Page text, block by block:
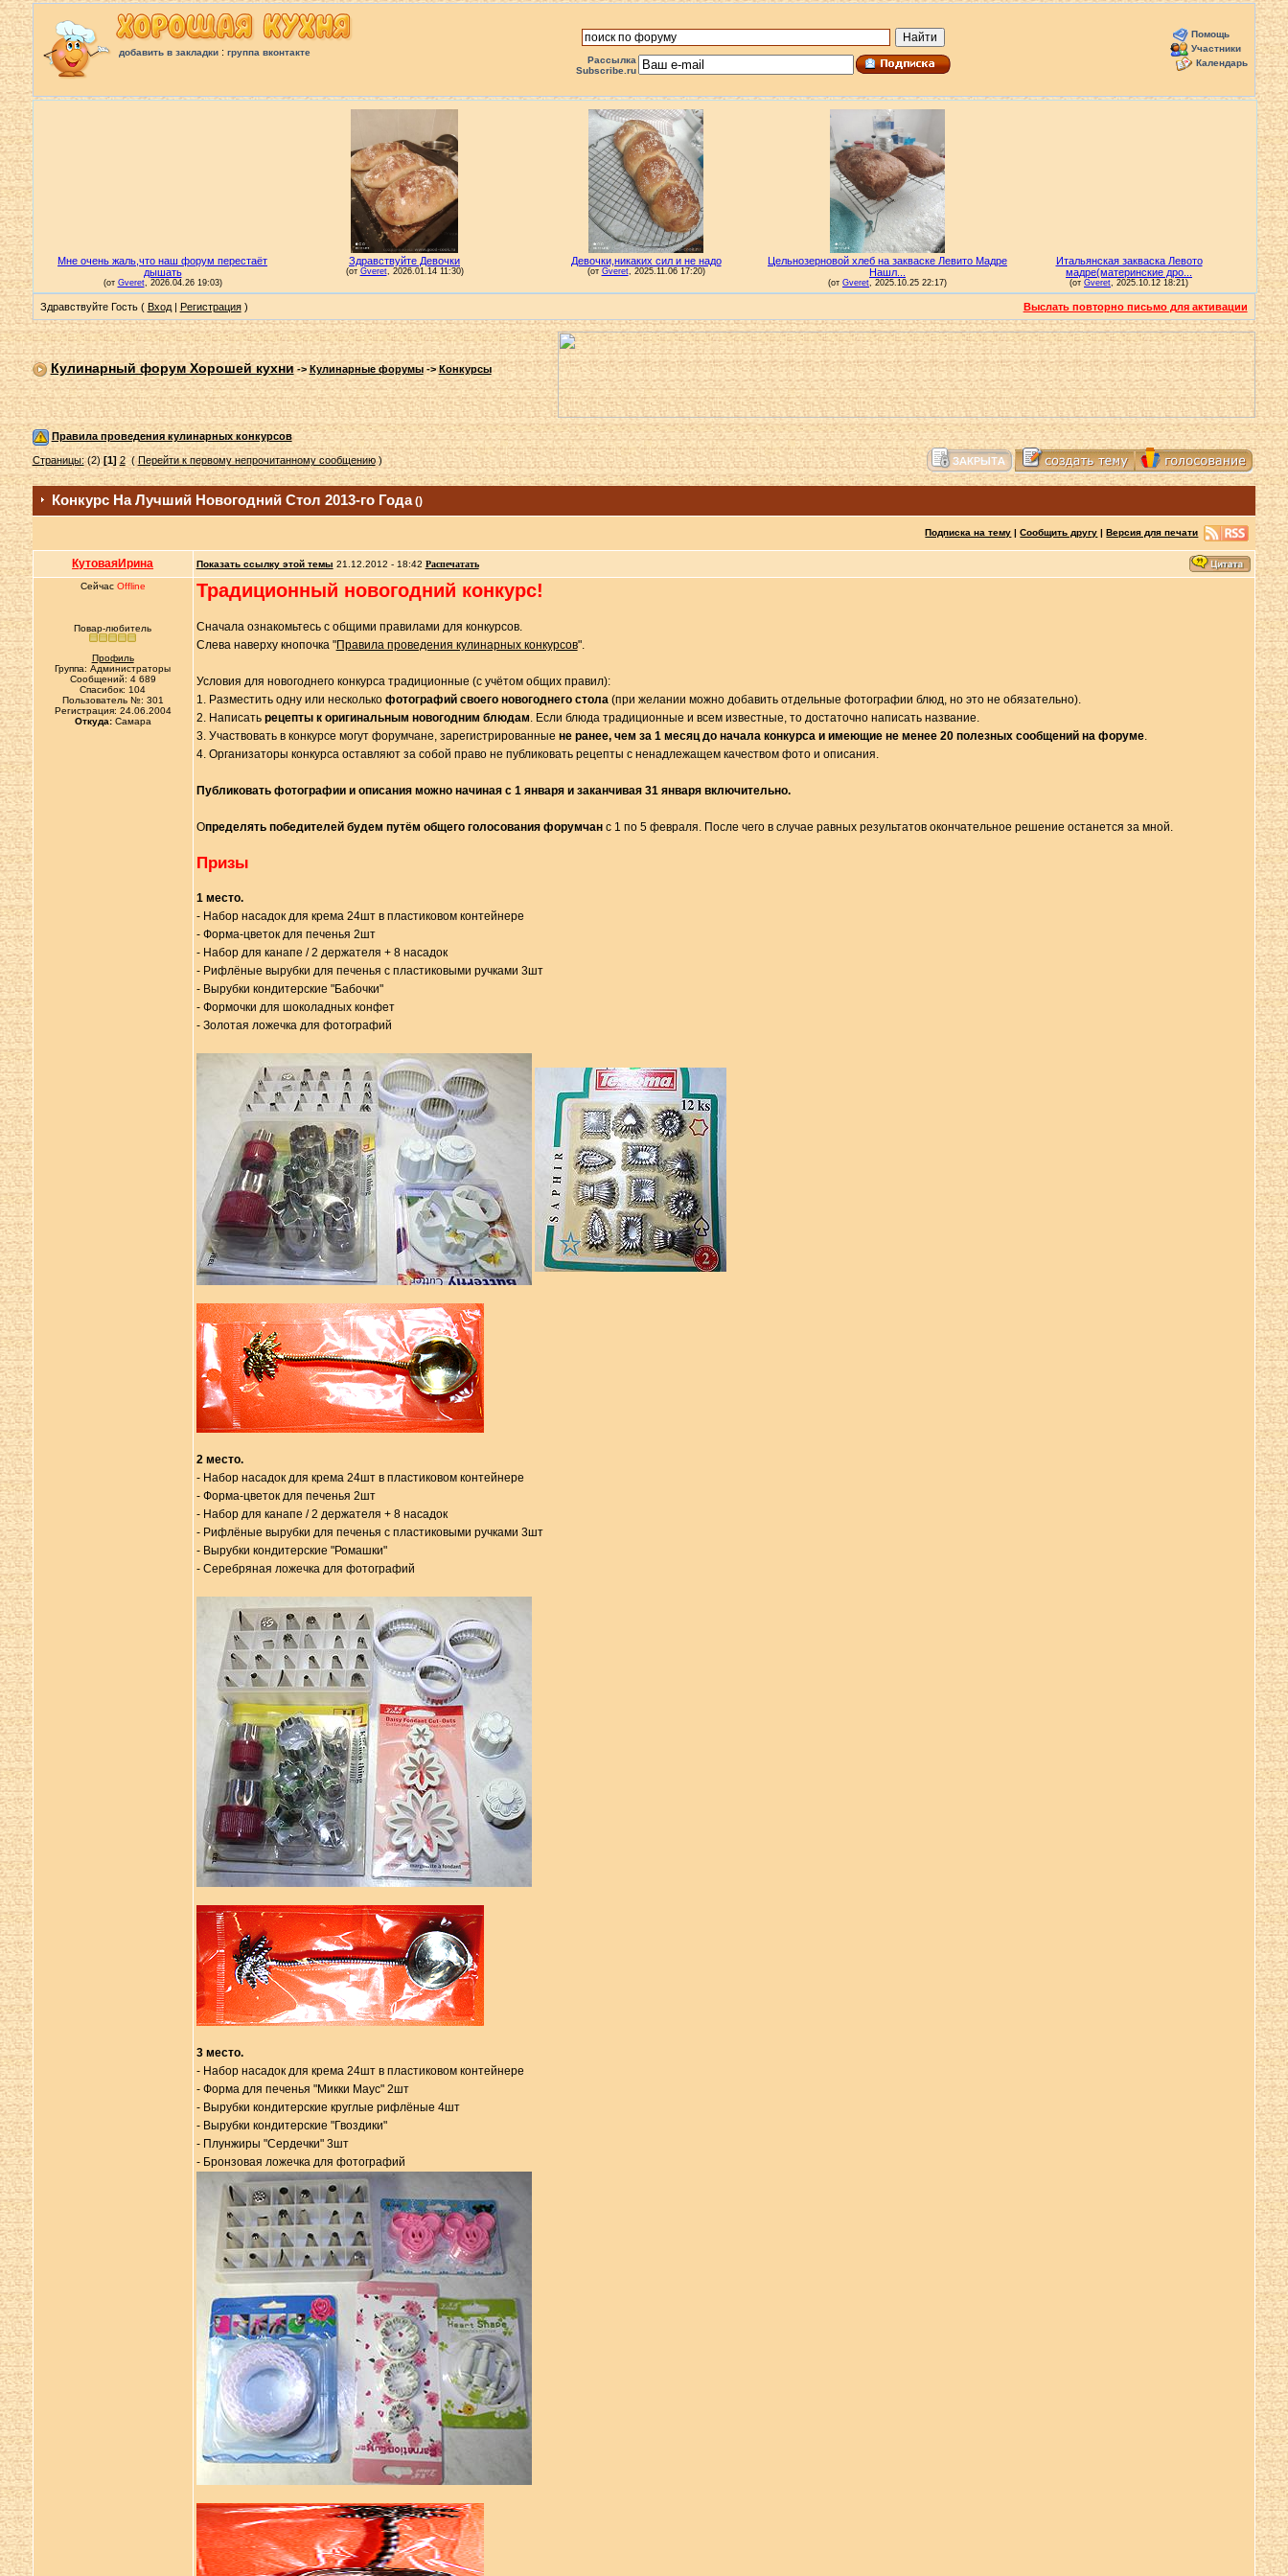
добавить в закладки: группа вконтакте
Рассылка
Subscribe.ru
Помощь
Участники
Календарь
Здравствуйте Гость ( Вход| Регистрация) Выслать повторно письмо для активации
Кулинарный форум Хорошей кухни->Кулинарные форумы->Конкурсы
Правила проведения кулинарных конкурсов
Страницы:(2)[1] 2(Перейти к первому непрочитанному сообщению)
Конкурс На Лучший Новогодний Стол 2013-го Года()
Подписка на тему |Сообщить другу |Версия для печати
КутоваяИрина Показать ссылку этой темы 21.12.2012 - 18:42 Распечатать
Сейчас Offline
Повар-любитель
Профиль
Группа: Администраторы
Сообщений: 4 689
Спасибок: 104
Пользователь №: 301
Регистрация: 24.06.2004
Откуда:Самара
Традиционный новогодний конкурс!
Сначала ознакомьтесь с общими правилами для конкурсов.
Слева наверху кнопочка "Правила проведения кулинарных конкурсов".
Условия для новогоднего конкурса традиционные (с учётом общих правил):
1. Разместить одну или несколько фотографий своего новогоднего стола(при желании можно добавить отдельные фотографии блюд, но это не обязательно).
2. Написать рецепты к оригинальным новогодним блюдам. Если блюда традиционные и всем известные, то достаточно написать название.
3. Участвовать в конкурсе могут форумчане, зарегистрированные не ранее, чем за 1 месяц до начала конкурса и имеющие не менее 20 полезных сообщений на форуме.
4. Организаторы конкурса оставляют за собой право не публиковать рецепты с ненадлежащем качеством фото и описания.
Публиковать фотографии и описания можно начиная с 1 января и заканчивая 31 января включительно.
Определять победителей будем путём общего голосования форумчанс 1 по 5 февраля. После чего в случае равных результатов окончательное решение останется за мной.
Призы
1 место.
- Набор насадок для крема 24шт в пластиковом контейнере
- Форма-цветок для печенья 2шт
- Набор для канапе / 2 держателя + 8 насадок
- Рифлёные вырубки для печенья с пластиковыми ручками 3шт
- Вырубки кондитерские "Бабочки"
- Формочки для шоколадных конфет
- Золотая ложечка для фотографий
2 место.
- Набор насадок для крема 24шт в пластиковом контейнере
- Форма-цветок для печенья 2шт
- Набор для канапе / 2 держателя + 8 насадок
- Рифлёные вырубки для печенья с пластиковыми ручками 3шт
- Вырубки кондитерские "Ромашки"
- Серебряная ложечка для фотографий
3 место.
- Набор насадок для крема 24шт в пластиковом контейнере
- Форма для печенья "Микки Маус" 2шт
- Вырубки кондитерские круглые рифлёные 4шт
- Вырубки кондитерские "Гвоздики"
- Плунжиры "Сердечки" 3шт
- Бронзовая ложечка для фотографий